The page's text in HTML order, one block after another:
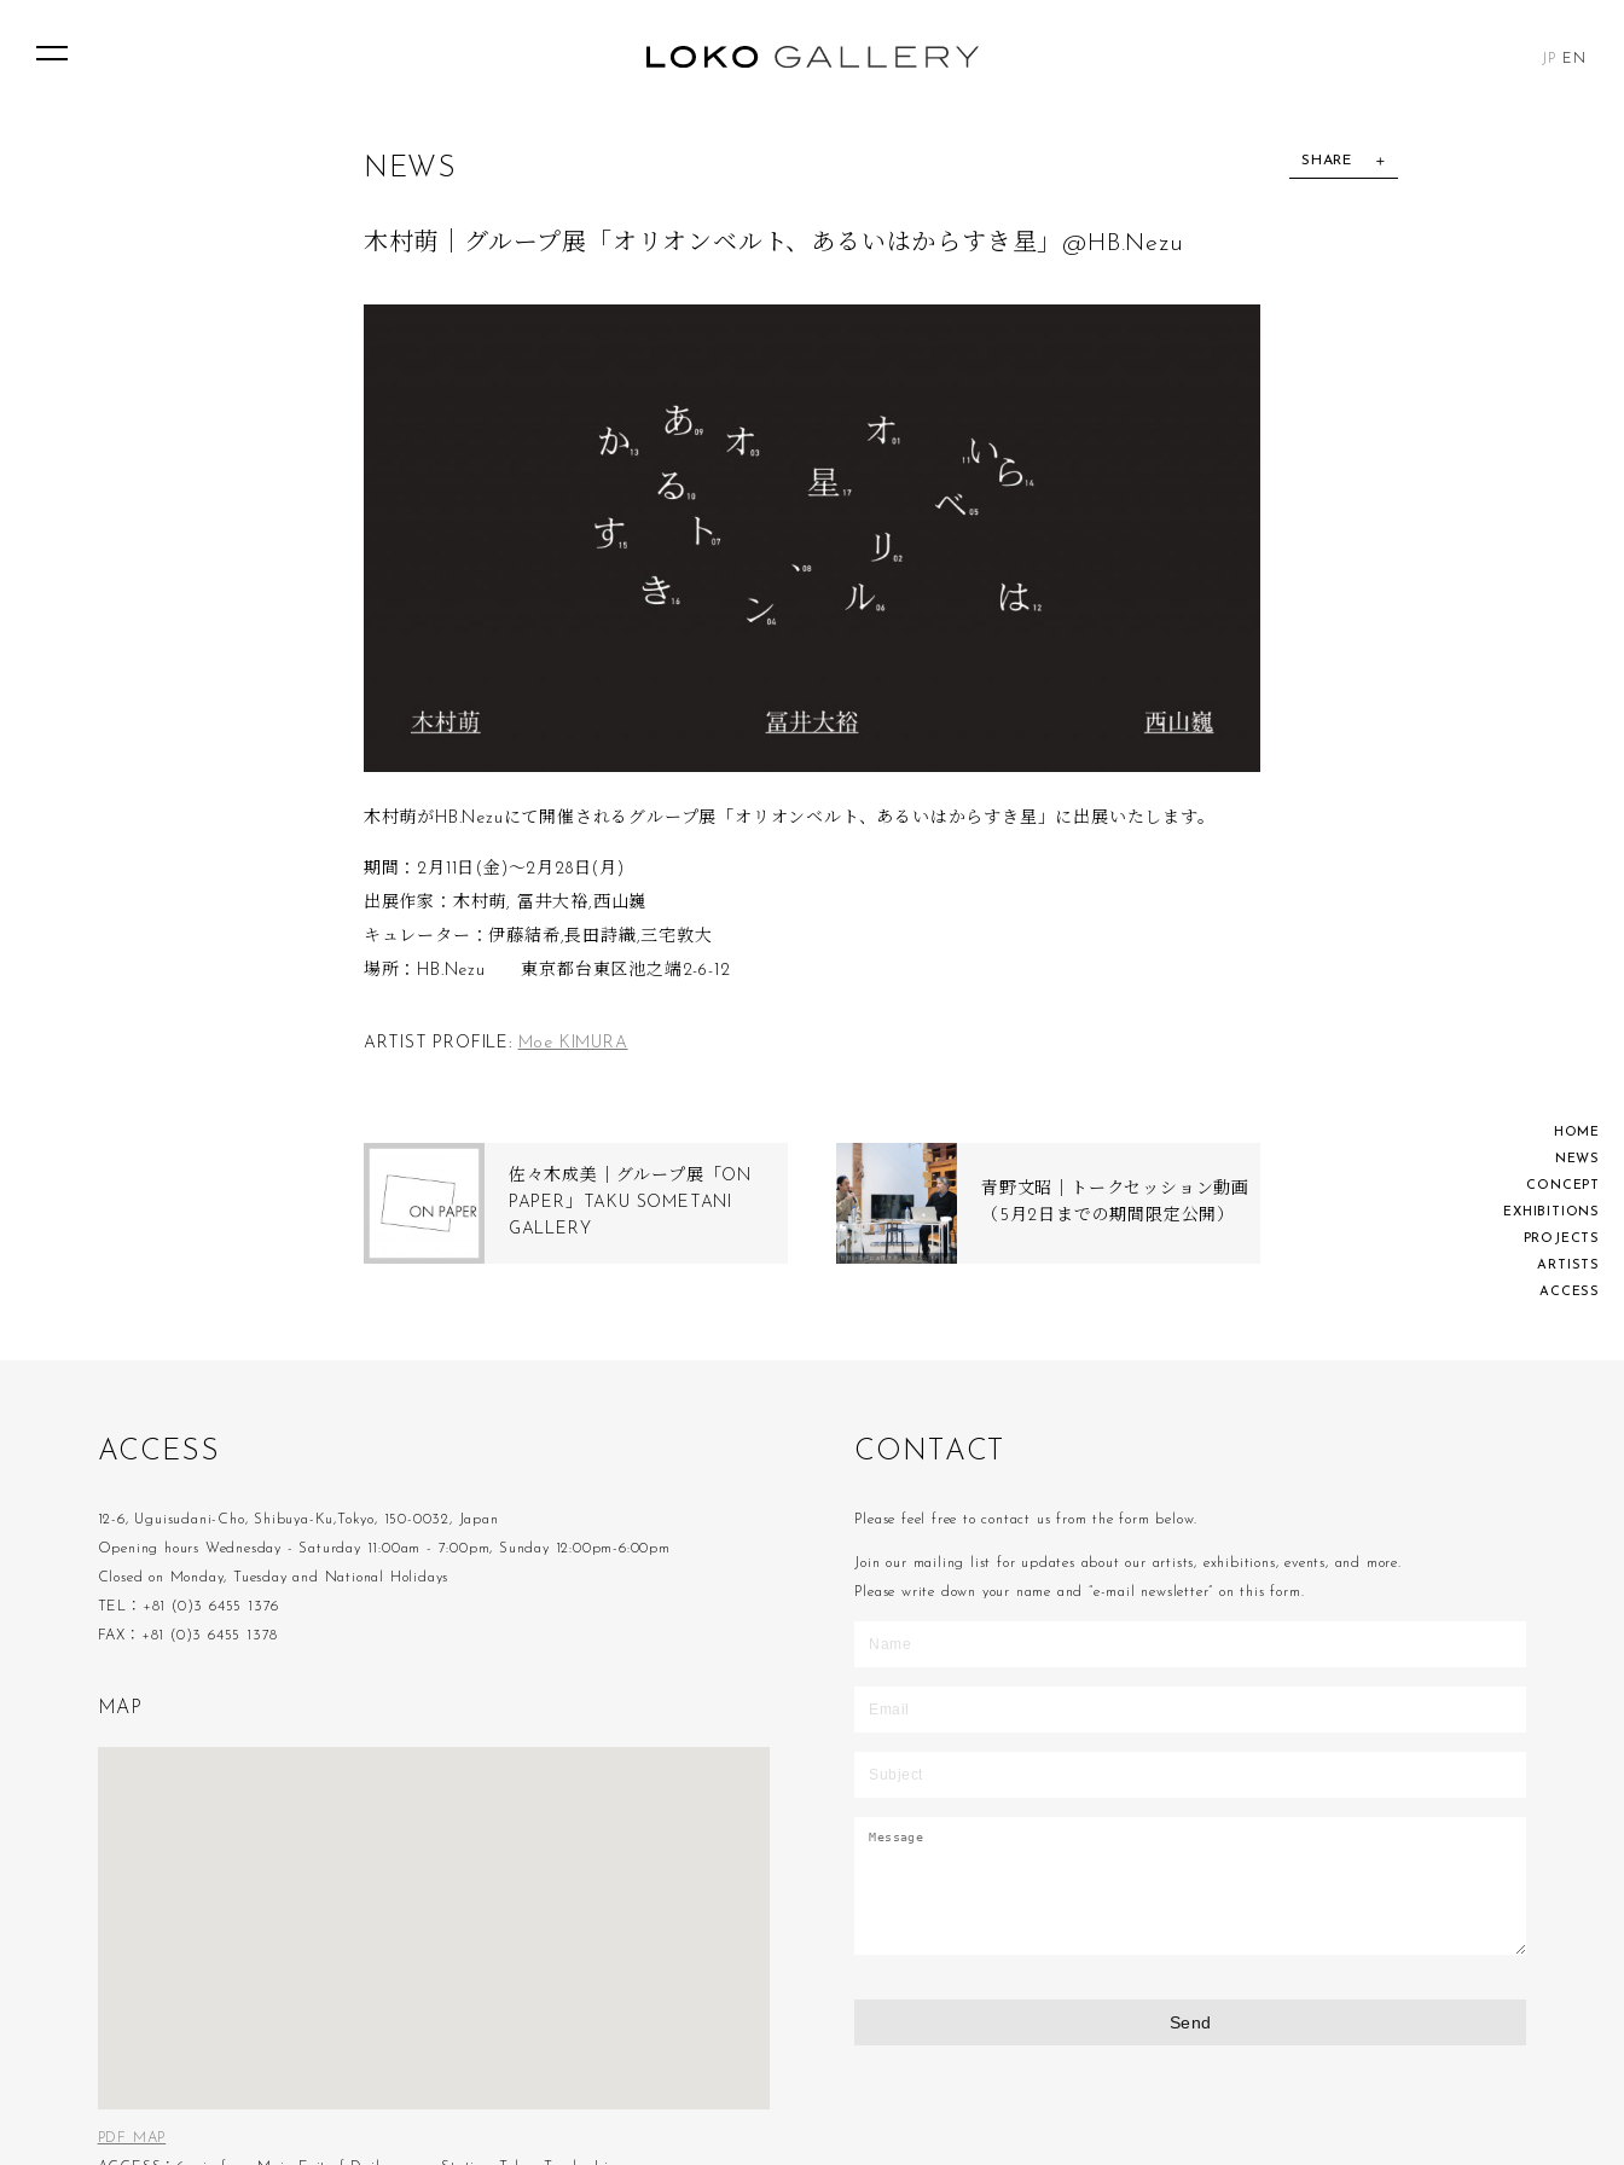
H O M E
N EWS
C O N C EP
EX H B O NS
PRO J EC TS
A R S TS
AC C ESS
JP EN
SHARE
N EW S
木村萌｜グループ展「オリオンベルト、あるいはからすき星」@HB.Nezu
木村萌がHB.Nezuにて開催されるグループ展「オリオンベルト、あるいはからすき星」に出展いたします。
期間：2月11日(金)〜2月28日(月)
出展作家：木村萌, 冨井大裕,西山巍
キュレーター：伊藤結希,長田詩織,三宅敦大
場所：HB.Nezu 東京都台東区池之端2-6-12
ARTIST PROFILE: Moe KIMURA
佐々木成美｜グループ展「ON
PAPER」TAKU SOMETANI
GALLERY
青野文昭｜トークセッション動画
（5月2日までの期間限定公開）
ACC ES S
12-6, Uguisudani-Cho, Shibuya-Ku,Tokyo, 150-0032, Japan
Opening hours Wednesday - Saturday 11:00am - 7:00pm, Sunday 12:00pm-6:00pm
Closed on Monday, Tuesday and National Holidays
TEL：+81 (0)3 6455 1376
FAX：+81 (0)3 6455 1378
M A P
PDF MAP
CO N T AC T
Please feel free to contact us from the form below.
Join our mailing list for updates about our artists, exhibitions, events, and more.
Please write down your name and “e-mail newsletter” on this form.